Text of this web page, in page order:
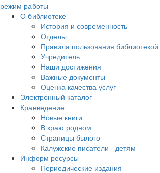
режим работы
О библиотеке
История и современность
Отделы
Правила пользования библиотекой
Учредитель
Наши достижения
Важные документы
Оценка качества услуг
Электронный каталог
Краеведение
Новые книги
В краю родном
Страницы былого
Калужские писатели - детям
Информ ресурсы
Периодические издания